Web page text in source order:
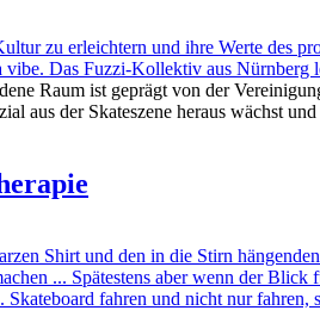
zu erleichtern und ihre Werte des
vibe. Das Fuzzi-Kollektiv aus
Raum ist geprägt von der
aus der Skateszene heraus wächst
Shirt und den in die Stirn
... Spätestens aber wenn der
fahren und nicht nur